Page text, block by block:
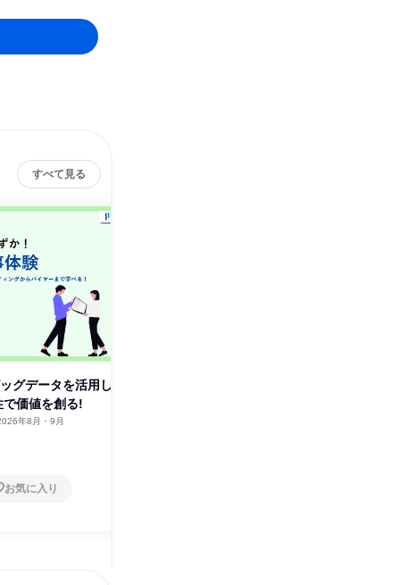
すべて見る
グデータを活用し
価値を創る!
年8月・9月
お気に入り